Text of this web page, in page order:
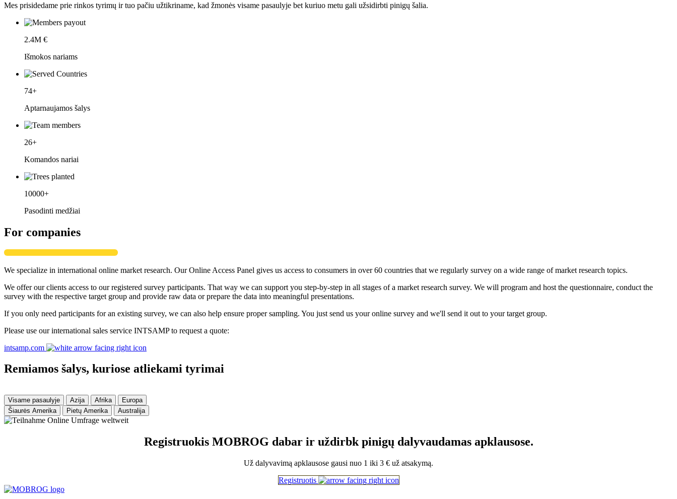
Mes prisidedame prie rinkos tyrimų ir tuo pačiu užtikriname, kad žmonės visame pasaulyje bet kuriuo metu gali užsidirbti pinigų šalia.
2.4M €
Išmokos nariams
74+
Aptarnaujamos šalys
26+
Komandos nariai
10000+
Pasodinti medžiai
For companies
We specialize in international online market research. Our Online Access Panel gives us access to consumers in over 60 countries that we regularly survey on a wide range of market research topics.
We offer our clients access to our registered survey participants. That way we can support you step-by-step in all stages of a market research survey. We will program and host the questionnaire, conduct the
survey with the respective target group and provide raw data or prepare the data into meaningful presentations.
If you only need participants for an existing survey, we can also help ensure proper sampling. You just send us your online survey and we'll send it out to your target group.
Please use our international sales service INTSAMP to request a quote:
intsamp.com
Remiamos šalys, kuriose atliekami tyrimai
Visame pasaulyje Azija Afrika
Europa
Šiaurės Amerika
Pietų Amerika Australija
Registruokis MOBROG dabar ir uždirbk pinigų dalyvaudamas apklausose.
Už dalyvavimą apklausose gausi nuo 1 iki 3 € už atsakymą.
Registruotis